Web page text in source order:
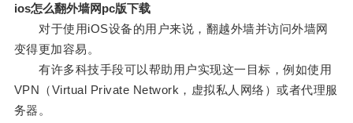
ios怎么翻外墙网pc版下载
对于使用iOS设备的用户来说，翻越外墙并访问外墙网
变得更加容易。
有许多科技手段可以帮助用户实现这一目标，例如使用
VPN（Virtual Private Network，虚拟私人网络）或者代理服
务器。